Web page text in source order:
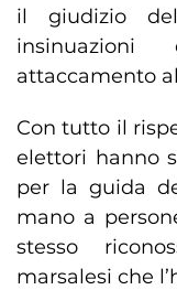
il giudizio
attaccamento
Con tutto il
elettori hanno
per la guida
mano a
stesso
marsalesi che